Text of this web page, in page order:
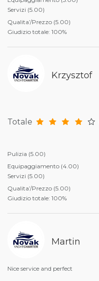
Servizi (5.00)
Qualita’/Prezzo (5.00)
Giudizio totale: 100%
Krzysztof
Totale
Pulizia (5.00)
Equipaggiamento (4.00)
Servizi (5.00)
Qualita’/Prezzo (5.00)
Giudizio totale: 100%
Martin
Nice service and perfect